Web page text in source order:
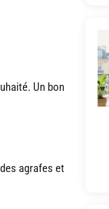
Un bon
agrafes et